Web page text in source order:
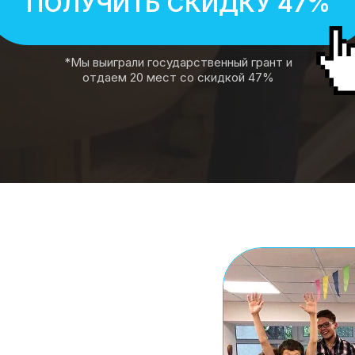
*Мы выиграли государственный грант и
отдаем 20 мест со скидкой 47%